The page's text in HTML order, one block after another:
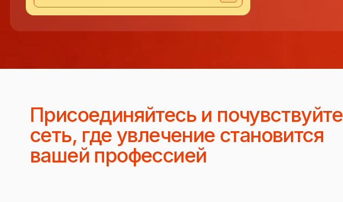
Присоединяйтесь и почувствуйте
сеть, где увлечение становится
вашей профессией